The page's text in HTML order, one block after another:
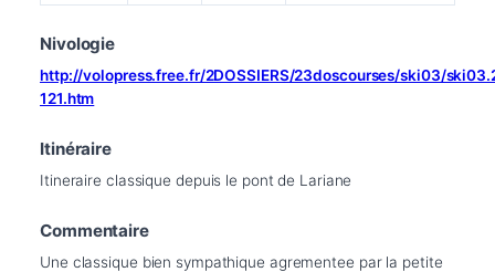
Nivologie
http://volopress.free.fr/2DOSSIERS/23doscourses/ski03/
121.htm
Itinéraire
Itineraire classique depuis le pont de Lariane
Commentaire
Une classique bien sympathique agrementee par la petite